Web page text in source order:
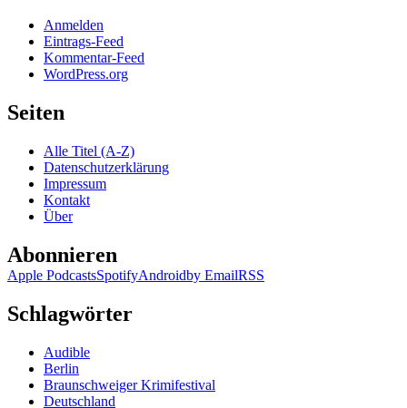
Anmelden
Eintrags-Feed
Kommentar-Feed
WordPress.org
Seiten
Alle Titel (A-Z)
Datenschutzerklärung
Impressum
Kontakt
Über
Abonnieren
Apple PodcastsSpotifyAndroidby EmailRSS
Schlagwörter
Audible
Berlin
Braunschweiger Krimifestival
Deutschland